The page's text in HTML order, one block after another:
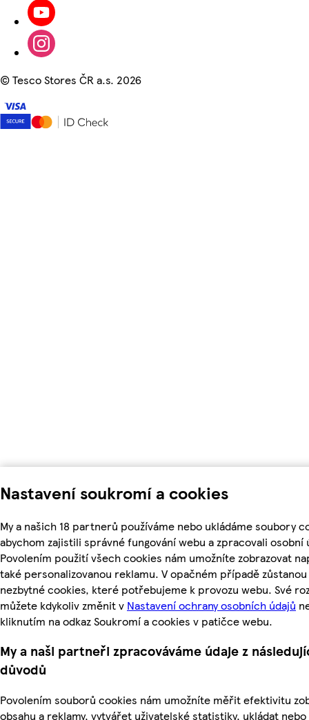
Nastavení soukromí a cookies
My a našich 18 partnerů používáme nebo ukládáme soubory
abychom zajistili správné fungování webu a zpracovali osobní
Povolením použití všech cookies nám umožníte zobrazovat
také personalizovanou reklamu. V opačném případě
nezbytné cookies, které potřebujeme k provozu webu. Své
můžete kdykoliv změnit v Nastavení ochrany osobních údajů
kliknutím na odkaz Soukromí a cookies v patičce webu.
My a naši partneři zpracováváme údaje z
důvodů
Povolením souborů cookies nám umožníte měřit efektivitu
obsahu a reklamy, vytvářet uživatelské statistiky, ukládat nebo
©Tesco Stores ČR a.s. 2026